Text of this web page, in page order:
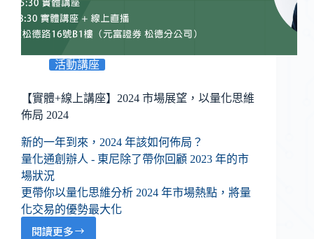
活動講座
【實體+線上講座】2024 市場展望，以量化思維
佈局 2024
新的一年到來，2024 年該如何佈局？
量化通創辦人 - 東尼除了帶你回顧 2023 年的市
場狀況
更帶你以量化思維分析 2024 年市場熱點，將量
化交易的優勢最大化
閱讀更多